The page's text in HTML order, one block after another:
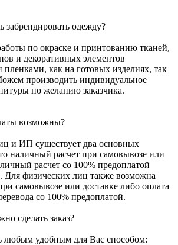
забрендировать одежду?
по окраске и принтованию тканей,
и декоративных элементов
как на готовых изделиях, так
производить индивидуальное
по желанию заказчика.
возможны?
и ИП существует два основных
наличный расчет при самовывозе или
расчет со 100% предоплатой
Для физических лиц также возможна
самовывозе или доставке либо оплата
со 100% предоплатой.
сделать заказ?
любым удобным для Вас способом: